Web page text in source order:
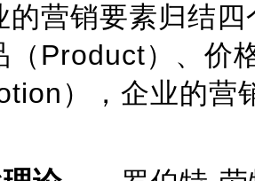
的营销要素归结
（Product）、价
），企业的